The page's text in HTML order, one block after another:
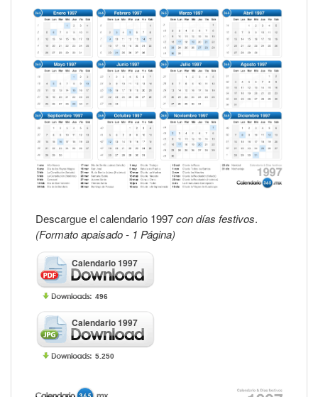
Descargue el calendario 1997con días festivos.
(Formato apaisado - 1 Página)
Calendario 1997
496
Calendario 1997
5.250